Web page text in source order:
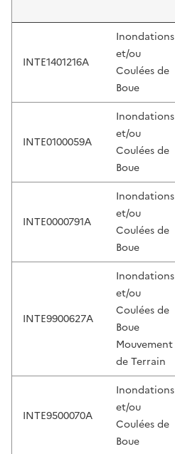
INTE1401216A
Inondations
et/ou
Coulées de
Boue
INTE0100059A
Inondations
et/ou
Coulées de
Boue
INTE0000791A
Inondations
et/ou
Coulées de
Boue
INTE9900627A
Inondations
et/ou
Coulées de
Boue
Mouvement
de Terrain
INTE9500070A
Inondations
et/ou
Coulées de
Boue